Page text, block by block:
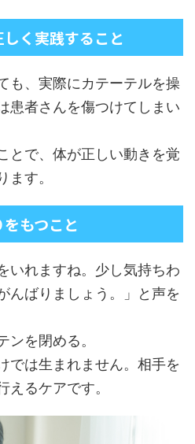
く実践すること
も、実際にカテーテルを操
患者さんを傷つけてしまい
とで、体が正しい動きを覚
ます。
もつこと
いれますね。少し気持ちわ
んばりましょう。」と声を
ンを閉める。
では生まれません。相手を
えるケアです。